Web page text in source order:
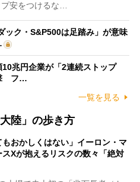
プ安をつけるな…
ック・S&P500は足踏み」が意味
10兆円企業が「2連続ストップ
フ…
一覧を見る
陸」の歩き方
もおかしくはない」イーロン・マ
Xが抱えるリスクの数々「絶対